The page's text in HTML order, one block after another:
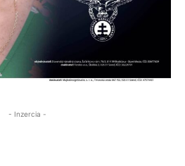
- Inzercia -